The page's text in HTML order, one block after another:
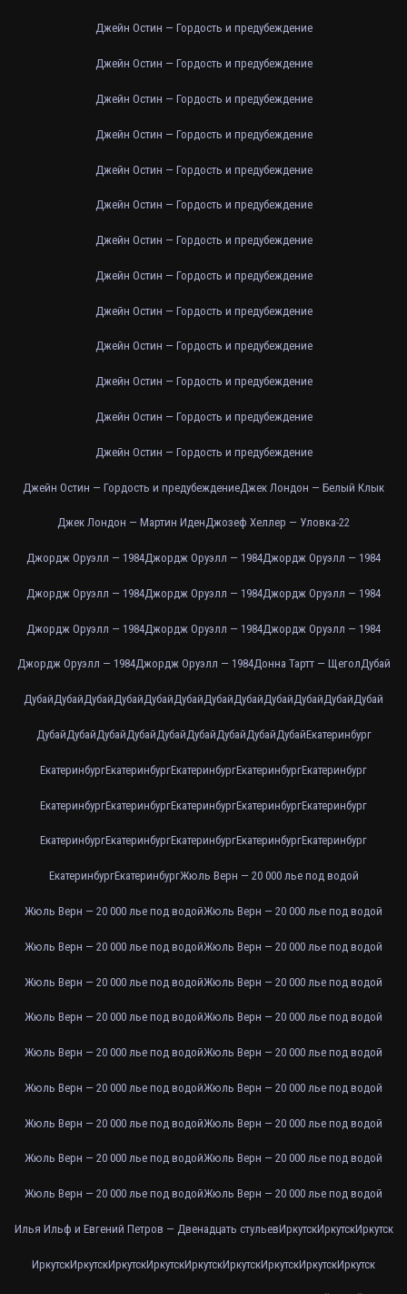
Джейн Остин — Гордость и предубеждение
Джейн Остин — Гордость и предубеждение
Джейн Остин — Гордость и предубеждение
Джейн Остин — Гордость и предубеждение
Джейн Остин — Гордость и предубеждение
Джейн Остин — Гордость и предубеждение
Джейн Остин — Гордость и предубеждение
Джейн Остин — Гордость и предубеждение
Джейн Остин — Гордость и предубеждение
Джейн Остин — Гордость и предубеждение
Джейн Остин — Гордость и предубеждение
Джейн Остин — Гордость и предубеждение
Джейн Остин — Гордость и предубеждение
Джейн Остин — Гордость и предубеждениеДжек Лондон — Белый Клык
Джек Лондон — Мартин ИденДжозеф Хеллер — Уловка-22
Джордж Оруэлл — 1984Джордж Оруэлл — 1984Джордж Оруэлл — 1984
Джордж Оруэлл — 1984Джордж Оруэлл — 1984Джордж Оруэлл — 1984
Джордж Оруэлл — 1984Джордж Оруэлл — 1984Джордж Оруэлл — 1984
Джордж Оруэлл — 1984Джордж Оруэлл — 1984Донна Тартт — ЩеголДубай
ДубайДубайДубайДубайДубайДубайДубайДубайДубайДубайДубайДубай
ДубайДубайДубайДубайДубайДубайДубайДубайДубайЕкатеринбург
ЕкатеринбургЕкатеринбургЕкатеринбургЕкатеринбургЕкатеринбург
ЕкатеринбургЕкатеринбургЕкатеринбургЕкатеринбургЕкатеринбург
ЕкатеринбургЕкатеринбургЕкатеринбургЕкатеринбургЕкатеринбург
ЕкатеринбургЕкатеринбургЖюль Верн — 20 000 лье под водой
Жюль Верн — 20 000 лье под водойЖюль Верн — 20 000 лье под водой
Жюль Верн — 20 000 лье под водойЖюль Верн — 20 000 лье под водой
Жюль Верн — 20 000 лье под водойЖюль Верн — 20 000 лье под водой
Жюль Верн — 20 000 лье под водойЖюль Верн — 20 000 лье под водой
Жюль Верн — 20 000 лье под водойЖюль Верн — 20 000 лье под водой
Жюль Верн — 20 000 лье под водойЖюль Верн — 20 000 лье под водой
Жюль Верн — 20 000 лье под водойЖюль Верн — 20 000 лье под водой
Жюль Верн — 20 000 лье под водойЖюль Верн — 20 000 лье под водой
Жюль Верн — 20 000 лье под водойЖюль Верн — 20 000 лье под водой
Илья Ильф и Евгений Петров — Двенадцать стульевИркутскИркутскИркутск
ИркутскИркутскИркутскИркутскИркутскИркутскИркутскИркутскИркутск